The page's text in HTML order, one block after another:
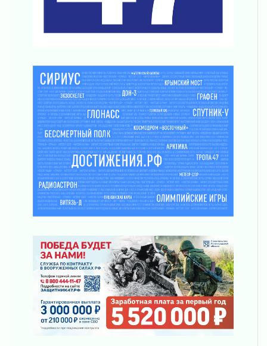
ПСК через Гослуслуги напомнит жителям
Ленинградской области о неоплаченных
Пропавшего подростка нашли в Кировском
районе Ленобласти
02 августа 2026
Жителям Ленобласти напомнили, как
действовать при укусе клеща
02 августа 2026
В Ивангороде назвали новых почетных
граждан Ленинградской области
02 августа 2026
Готовность №1
02 августа 2026
отправили на реставрацию
02 августа 2026
Ленобласть внедрила передовую подготовку
операторов БПЛА
02 августа 2026
В Ивангороде появилась «Избушка-
воробушка»